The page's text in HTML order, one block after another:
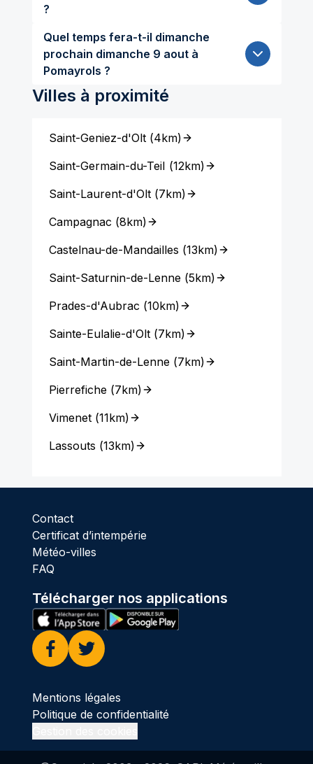
?
Quel temps fera-t-il dimanche
prochain dimanche 9 aout à
Pomayrols ?
Villes à proximité
Saint-Geniez-d'Olt(4km)
Saint-Germain-du-Teil (12km)
Saint-Laurent-d'Olt(7km)
Campagnac (8km)
Castelnau-de-Mandailles (13km)
Saint-Saturnin-de-Lenne(5km)
Prades-d'Aubrac (10km)
Sainte-Eulalie-d'Olt(7km)
Saint-Martin-de-Lenne(7km)
Pierrefiche(7km)
Vimenet(11km)
Lassouts (13km)
Contact
Certificat d’intempérie
Météo-villes
FAQ
Télécharger nos applications
Facebook
Twitter
Mentions légales
Politique de confidentialité